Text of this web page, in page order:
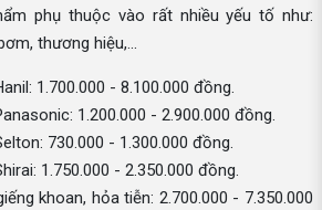
phụ thuộc vào rất nhiều yếu tố như:
thương hiệu,...
1.700.000 - 8.100.000 đồng.
1.200.000 - 2.900.000 đồng.
730.000 - 1.300.000 đồng.
1.750.000 - 2.350.000 đồng.
khoan, hỏa tiễn: 2.700.000 - 7.350.000